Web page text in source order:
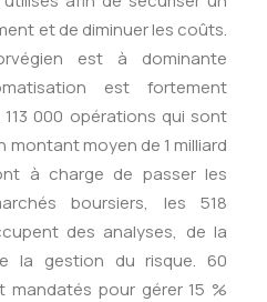
et de diminuer les coûts.
est à dominante
est fortement
000 opérations qui sont
montant moyen de 1 milliard
à charge de passer les
boursiers, les 518
des analyses, de la
la gestion du risque. 60
pour gérer 15 %